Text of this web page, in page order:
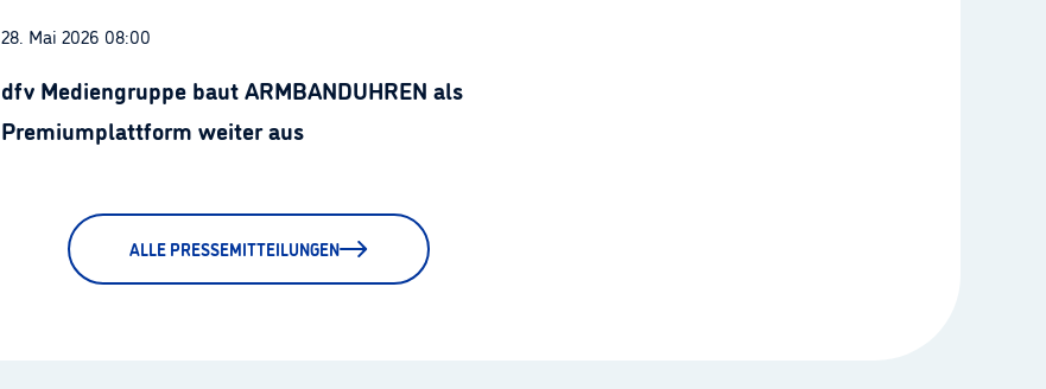
28. Mai 2026 08:00
dfv Mediengruppe baut ARMBANDUHREN als
Premiumplattform weiter aus
ALLE PRESSEMITTEILUNGEN